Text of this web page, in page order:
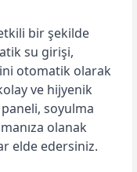
bir şekilde
su girişi,
otomatik olarak
ve hijyenik
soyulma
olanak
elde edersiniz.